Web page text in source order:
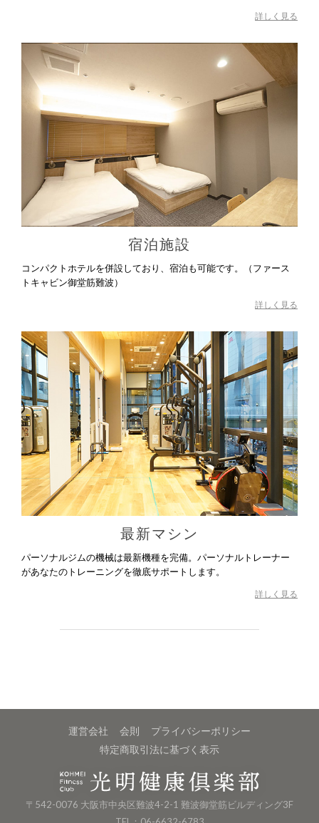
詳しく見る
宿泊施設
コンパクトホテルを併設しており、宿泊も可能です。（ファース
トキャビン御堂筋難波）
詳しく見る
最新マシン
パーソナルジムの機械は最新機種を完備。パーソナルトレーナー
があなたのトレーニングを徹底サポートします。
詳しく見る
運営会社 会則
プライバシーポリシー
特定商取引法に基づく表示
〒542-0076 大阪市中央区難波4-2-1 難波御堂筋ビルディング3F